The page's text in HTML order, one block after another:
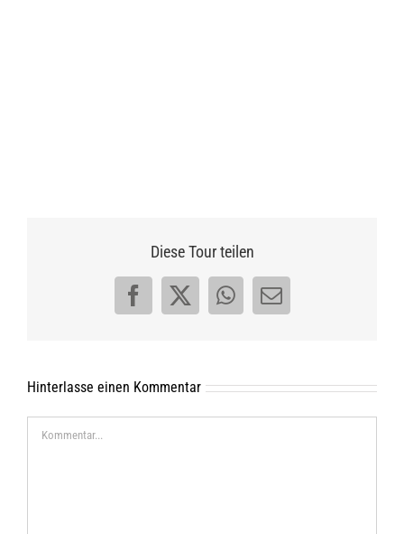
Diese Tour teilen
Facebook
X WhatsApp
E-
Hinterlasse einen Kommentar
Kommentar